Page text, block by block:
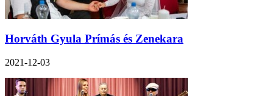
Horváth Gyula Prímás és Zenekara
2021-12-03